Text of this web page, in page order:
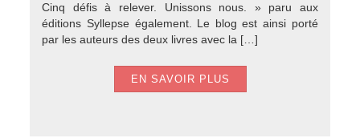
Cinq défis à relever. Unissons nous. » paru aux
éditions Syllepse également. Le blog est ainsi porté
par les auteurs des deux livres avec la […]
EN SAVOIR PLUS